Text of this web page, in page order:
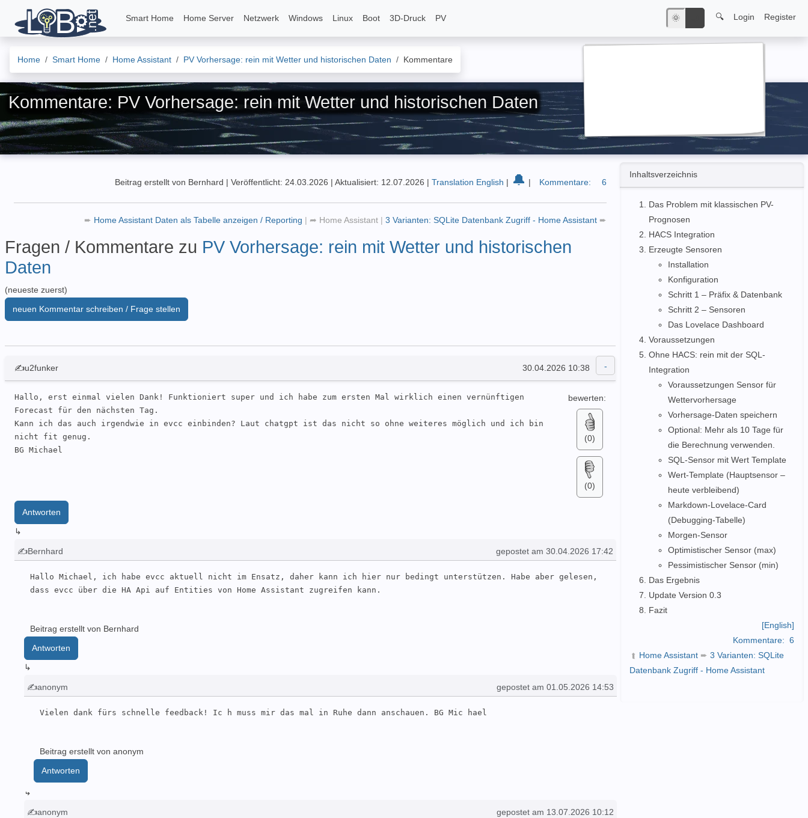
Smart Home Home Server Netzwerk Windows Linux Boot 3D-Druck PV 🌞 🔍 Login Register
Home Smart Home Home Assistant PV Vorhersage: rein mit Wetter und historischen Daten Kommentare
Kommentare: PV Vorhersage: rein mit Wetter und historischen Daten
Inhaltsverzeichnis
Das Problem mit klassischen PV-
Prognosen
HACS Integration
Erzeugte Sensoren
Installation
Konfiguration
Schritt 1 – Präfix & Datenbank
Schritt 2 – Sensoren
Das Lovelace Dashboard
Voraussetzungen
Ohne HACS: rein mit der SQL-
Integration
Voraussetzungen Sensor für
Wettervorhersage
Vorhersage-Daten speichern
Optional: Mehr als 10 Tage für
die Berechnung verwenden.
SQL-Sensor mit Wert Template
Wert-Template (Hauptsensor –
heute verbleibend)
Markdown-Lovelace-Card
(Debugging-Tabelle)
Morgen-Sensor
Optimistischer Sensor (max)
Pessimistischer Sensor (min)
Das Ergebnis
Update Version 0.3
Fazit
[English]
Kommentare: 6
➦ Home Assistant ➨ 3 Varianten: SQLite
Datenbank Zugriff - Home Assistant
Beitrag erstellt von Bernhard | Veröffentlicht: 24.03.2026 | Aktualisiert: 12.07.2026 | Translation English | 🔔 | Kommentare: 6
➨ Home Assistant Daten als Tabelle anzeigen / Reporting | ➦ Home Assistant | 3 Varianten: SQLite Datenbank Zugriff - Home Assistant ➨
Fragen / Kommentare zu PV Vorhersage: rein mit Wetter und historischen
Daten
(neueste zuerst)
neuen Kommentar schreiben / Frage stellen
✍u2funker 30.04.2026 10:38
Hallo, erst einmal vielen Dank! Funktioniert super und ich habe zum ersten Mal wirklich einen vernünftigen
Forecast für den nächsten Tag.
Kann ich das auch irgendwie in evcc einbinden? Laut chatgpt ist das nicht so ohne weiteres möglich und ich bin
nicht fit genug.
BG Michael
bewerten:
(0)
(0)
Antworten
↳
✍Bernhard gepostet am 30.04.2026 17:42
Hallo Michael, ich habe evcc aktuell nicht im Ensatz, daher kann ich hier nur bedingt unterstützen. Habe aber gelesen,
dass evcc über die HA Api auf Entities von Home Assistant zugreifen kann.
Beitrag erstellt von Bernhard
Antworten
↳
✍anonym gepostet am 01.05.2026 14:53
Vielen dank fürs schnelle feedback! Ic h muss mir das mal in Ruhe dann anschauen. BG Mic hael
Beitrag erstellt von anonym
Antworten
↳
✍anonym gepostet am 13.07.2026 10:12